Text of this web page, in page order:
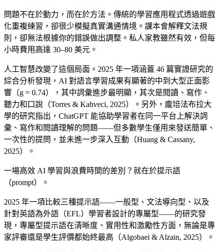
問題不在於動力，而在於方法。傳統的學習應用程式透過遊戲
化重複練習，卻很少模擬真實溝通情境。課本會解釋文法規
則，卻無法根據你的錯誤做出調整。私人家教雖然有效，但每
小時費用高達 30–80 美元。
人工智慧改變了這個局面。2025 年一項涵蓋 46 篇實證研究的
綜合分析發現，AI 對語言學習成果有顯著的中到大型正面影
響（g = 0.74），其中詞彙進步最明顯，其次是閱讀、寫作、
聽力和口說（Torres & Kahveci, 2025）。另外，龐培法布拉大
學的研究指出，ChatGPT 能協助學習者在同一平台上解決詞
彙、寫作和閱讀理解的問題——但多數學生僅用來發送簡單、
一次性的提問，並未進一步深入互動（Huang & Cassany,
2025）。
一場高效 AI 學習與浪費時間的差別？就在於提示語
（prompt）。
2025 年一項比較三種提示語——一般型、文法導向型、以及
針對英語為外語（EFL）學習者設計的專屬型——的研究發
現，專屬型提示語在清晰度、實用性和激勵性方面，無論是專
家評審還是學生評價都始終最高（Algobaei & Alzain, 2025）。